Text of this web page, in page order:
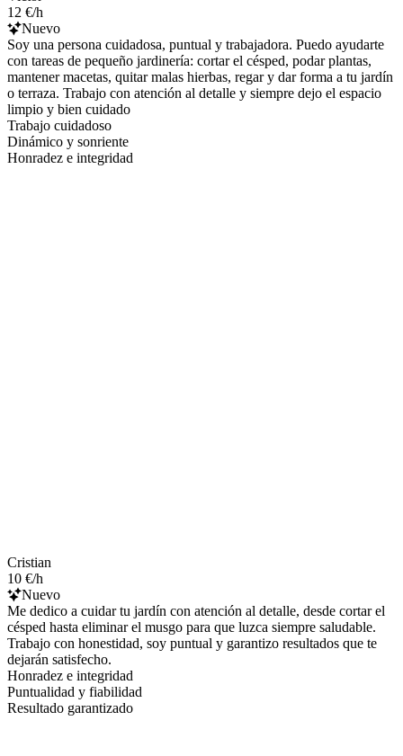
12 €/h
Nuevo
Soy una persona cuidadosa, puntual y trabajadora. Puedo ayudarte
con tareas de pequeño jardinería: cortar el césped, podar plantas,
mantener macetas, quitar malas hierbas, regar y dar forma a tu jardín
o terraza. Trabajo con atención al detalle y siempre dejo el espacio
limpio y bien cuidado
Trabajo cuidadoso
Dinámico y sonriente
Honradez e integridad
Cristian
10 €/h
Nuevo
Me dedico a cuidar tu jardín con atención al detalle, desde cortar el
césped hasta eliminar el musgo para que luzca siempre saludable.
Trabajo con honestidad, soy puntual y garantizo resultados que te
dejarán satisfecho.
Honradez e integridad
Puntualidad y fiabilidad
Resultado garantizado